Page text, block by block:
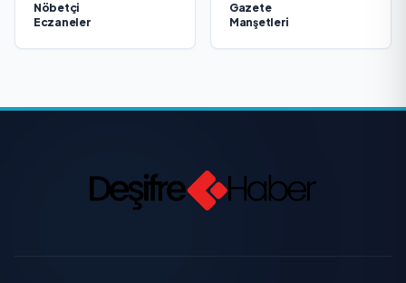
Nöbetçi
Eczaneler
Gazete
Manşetleri